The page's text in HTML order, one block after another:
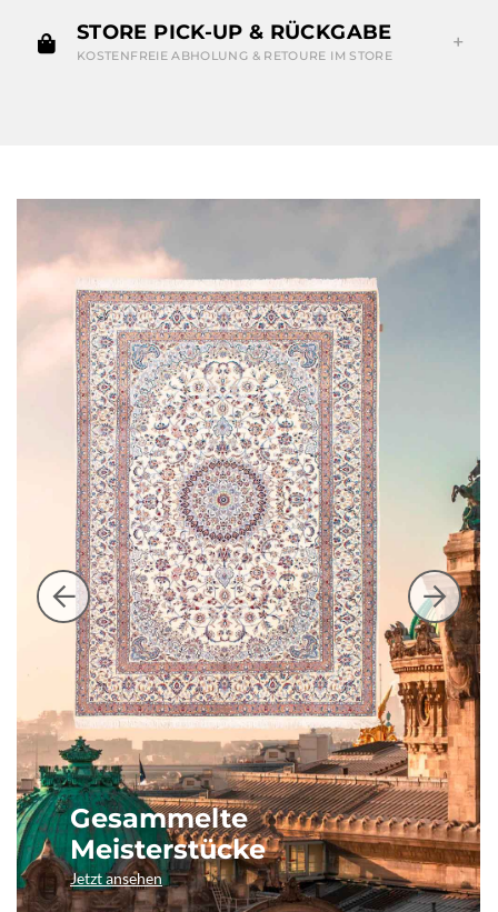
STORE PICK-UP & RÜCKGABE
KOSTENFREIE ABHOLUNG & RETOURE IM STORE
Gesammelte
Meisterstücke
Jetzt ansehen